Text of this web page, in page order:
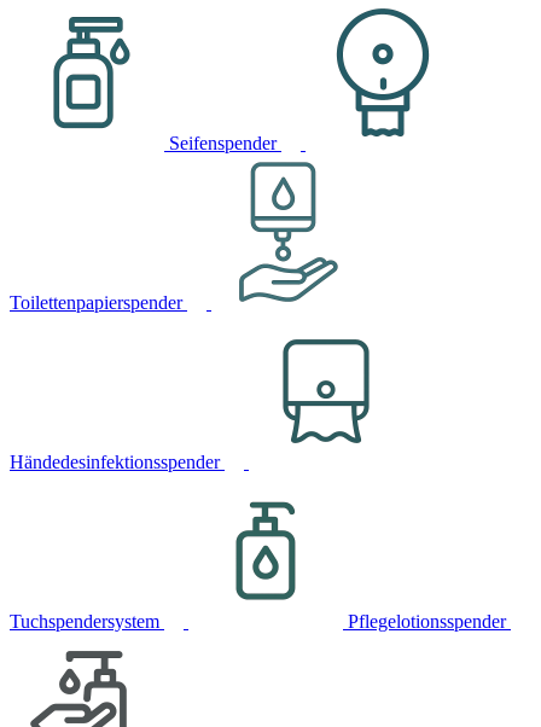
Seifenspender
Toilettenpapierspender
Händedesinfektionsspender
Tuchspendersystem Pflegelotionsspender